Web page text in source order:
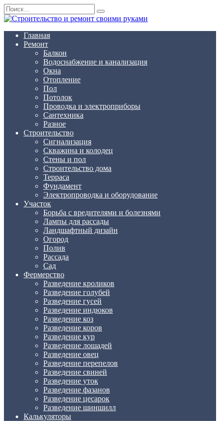
Перейти
к
содержанию
Search
for:
Главная
Ремонт
Балкон
Водоснабжение и канализация
Окна
Отопление
Пол
Потолок
Проводка и электроприборы
Сантехника
Разное
Строительство
Сигнализация
Скважина и колодец
Стены и пол
Строительство дома
Терраса
Фундамент
Электропроводка и оборудование
Участок
Борьба с вредителями и болезнями
Лампы для рассады
Ландшафтный дизайн
Огород
Полив
Рассада
Сад
Фермерство
Разведение кроликов
Разведение голубей
Разведение гусей
Разведение индюков
Разведение коз
Разведение коров
Разведение кур
Разведение лошадей
Разведение овец
Разведение перепелов
Разведение свиней
Разведение уток
Разведение фазанов
Разведение цесарок
Разведение шиншилл
Калькуляторы